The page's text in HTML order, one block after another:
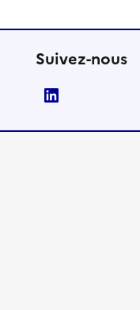
Suivez-nous